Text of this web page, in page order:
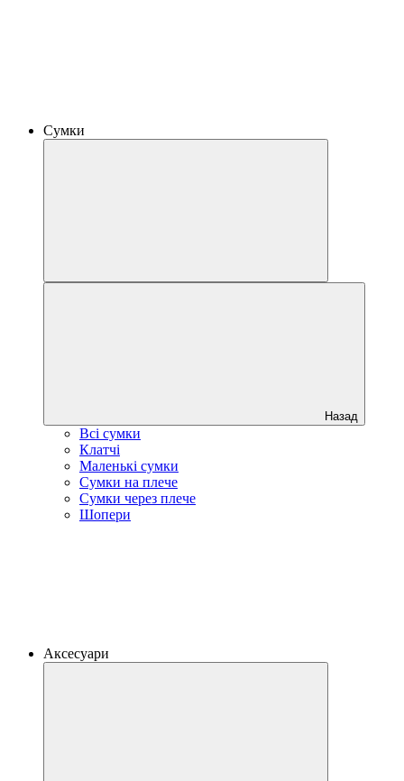
Сумки
Назад
Всі сумки
Клатчі
Маленькі сумки
Сумки на плече
Сумки через плече
Шопери
Аксесуари